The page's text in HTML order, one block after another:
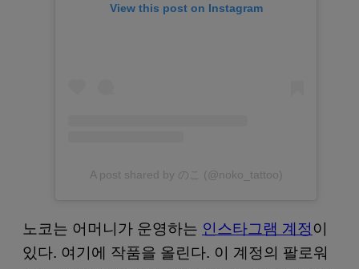
View this post on Instagram
A post shared by のこ (@noko_tattoo)
노코는 어머니가 운영하는 인스타그램 계정이
있다. 여기에 작품을 올린다. 이 계정의 팔로워